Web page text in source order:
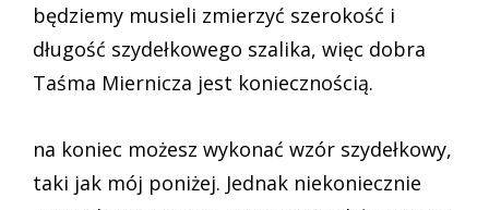
będziemy musieli zmierzyć szerokość i
długość szydełkowego szalika, więc dobra
Taśma Miernicza jest koniecznością.
na koniec możesz wykonać wzór szydełkowy,
taki jak mój poniżej. Jednak niekoniecznie